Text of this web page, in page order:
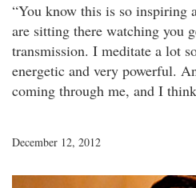
“You know this is so inspiring
are sitting there watching you
transmission. I meditate a lot
energetic and very powerful.
coming through me, and I
December 12, 2012